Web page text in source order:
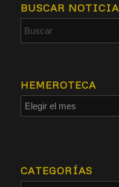
BUSCAR NOTICIA
HEMEROTECA
CATEGORÍAS